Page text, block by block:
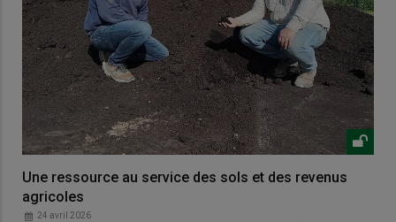
Une ressource au service des sols et des revenus
agricoles
24 avril 2026